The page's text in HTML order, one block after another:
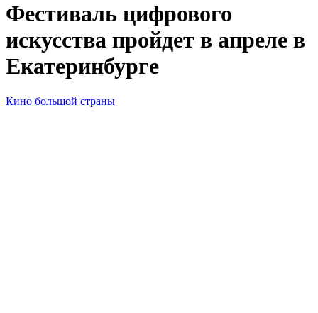
Фестиваль цифрового
искусства пройдет в апреле в
Екатеринбурге
Кино большой страны